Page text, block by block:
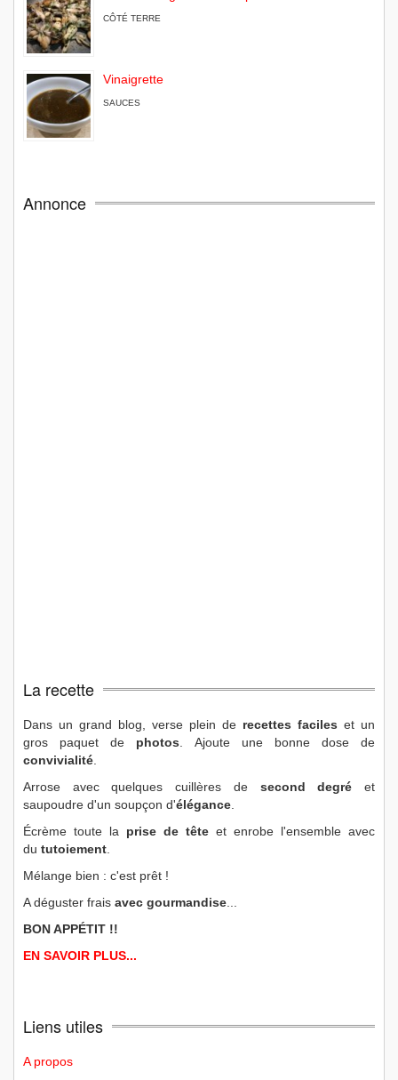
CÔTÉ TERRE
Vinaigrette
SAUCES
Annonce
La recette
Dans un grand blog, verse plein de recettes faciles et un
gros paquet de photos . Ajoute une bonne dose de
convivialité
Arrose avec quelques cuillères de second degré et
saupoudre d'un soupçon d'élégance
Écrème toute la prise de tête et enrobe l'ensemble avec
du tutoiement
Mélange bien : c'est prêt !
A déguster frais avec gourmandise
BON APPÉTIT !!
EN SAVOIR PLUS...
Liens utiles
A propos